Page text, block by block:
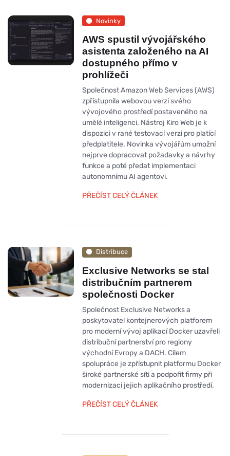
Novinky
AWS spustil vývojářského
asistenta založeného na AI
dostupného přímo v
prohlížeči
Společnost Amazon Web Services (AWS)
zpřístupnila webovou verzi svého
vývojového prostředí postaveného na
umělé inteligenci. Nástroj Kiro Web je k
dispozici v rané testovací verzi pro platící
předplatitele. Novinka vývojářům umožní
nejprve dopracovat požadavky a návrhy
funkce a poté předat implementaci
autonomnímu AI agentovi.
PŘEČÍST CELÝ ČLÁNEK
Distribuce
Exclusive Networks se stal
distribučním partnerem
společnosti Docker
Společnost Exclusive Networks a
poskytovatel kontejnerových platforem
pro moderní vývoj aplikací Docker uzavřeli
distribuční partnerství pro regiony
východní Evropy a DACH. Cílem
spolupráce je zpřístupnit platformu Docker
široké partnerské síti a podpořit firmy při
modernizaci jejich aplikačního prostředí.
PŘEČÍST CELÝ ČLÁNEK